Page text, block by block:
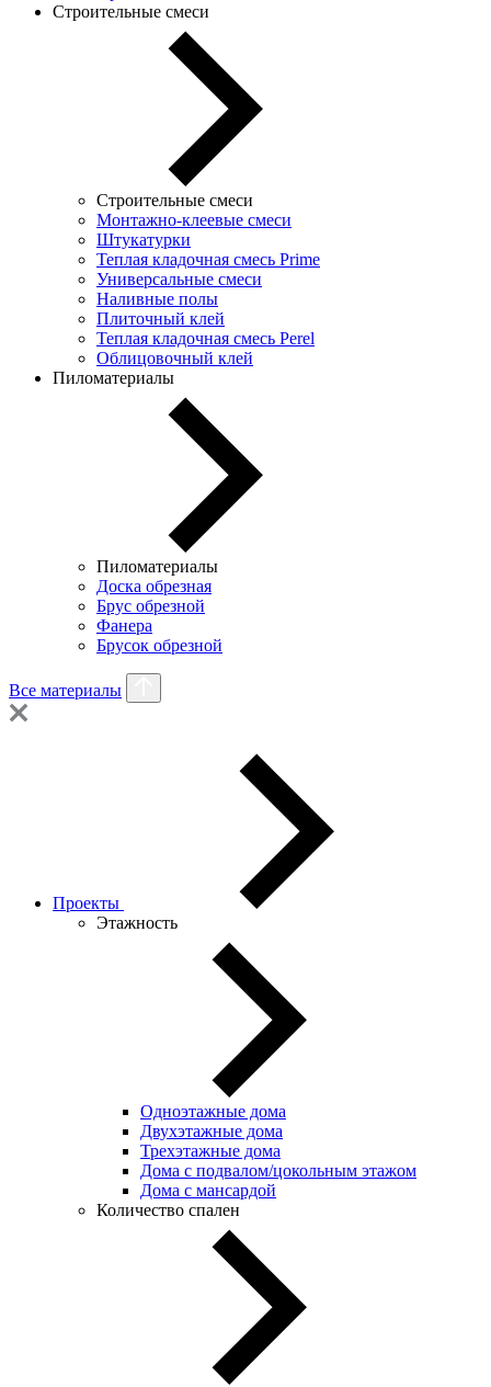
Строительные смеси
Строительные смеси
Монтажно-клеевые смеси
Штукатурки
Теплая кладочная смесь Prime
Универсальные смеси
Наливные полы
Плиточный клей
Теплая кладочная смесь Perel
Облицовочный клей
Пиломатериалы
Пиломатериалы
Доска обрезная
Брус обрезной
Фанера
Брусок обрезной
Все материалы
Проекты
Этажность
Одноэтажные дома
Двухэтажные дома
Трехэтажные дома
Дома с подвалом/цокольным этажом
Дома с мансардой
Количество спален